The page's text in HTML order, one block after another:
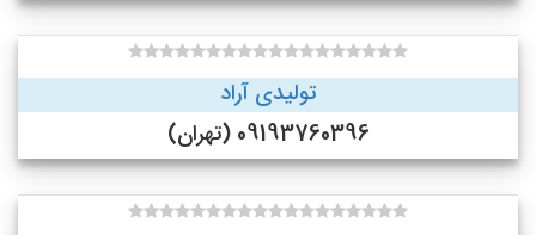
تولیدی آراد
09193760396 (تهران)